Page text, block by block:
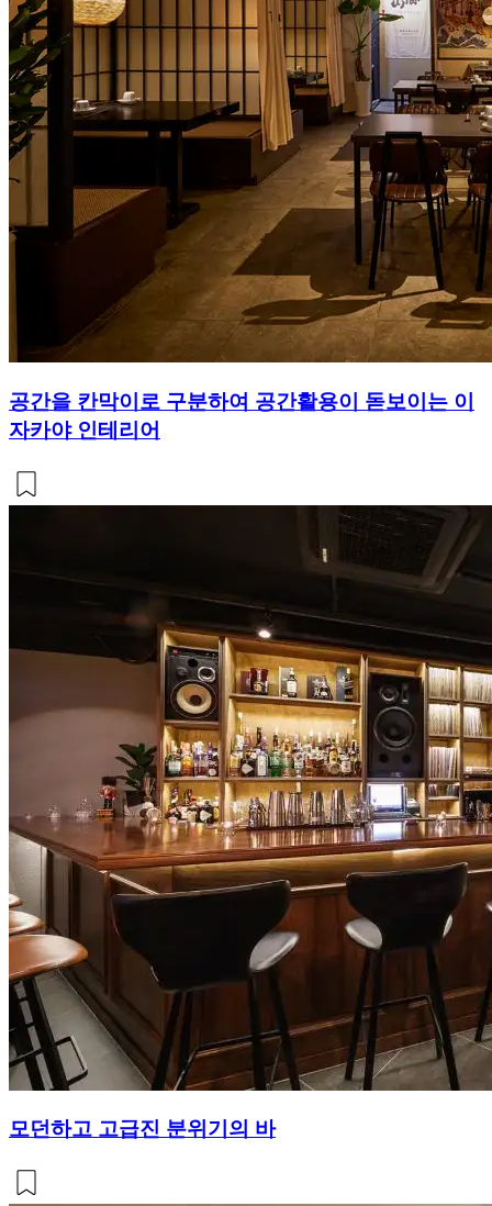
공간을 칸막이로 구분하여 공간활용이 돋보이는 이
자카야 인테리어
모던하고 고급진 분위기의 바